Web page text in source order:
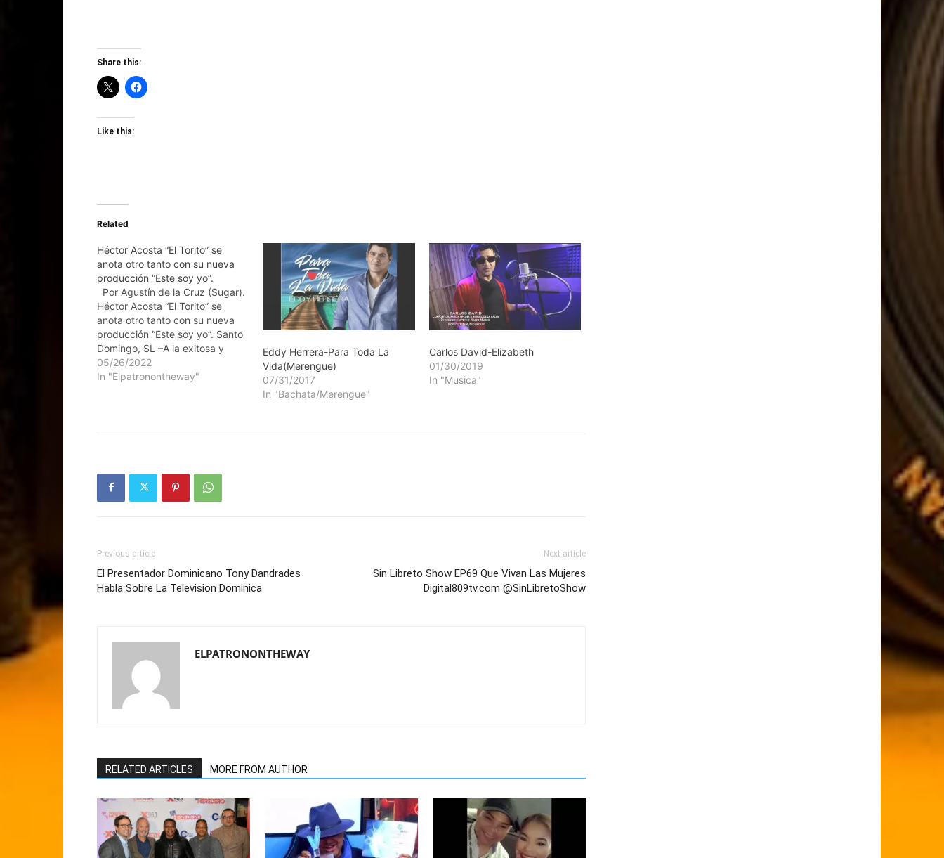
Share this:
Like this:
Related
Héctor Acosta “El Torito” se
anota otro tanto con su nueva
producción “Este soy yo”.
Por Agustín de la Cruz (Sugar).
Héctor Acosta “El Torito” se
anota otro tanto con su nueva
producción “Este soy yo”. Santo
Domingo, SL –A la exitosa y
brillante trayectoria de
#elartistadelpueblo se le anota
05/26/2022
In "Elpatronontheway"
Eddy Herrera-Para Toda La
Vida(Merengue)
07/31/2017
In "Bachata/Merengue"
Carlos David-Elizabeth
01/30/2019
In "Musica"
Previous article
El Presentador Dominicano Tony Dandrades
Habla Sobre La Television Dominica
Next article
Sin Libreto Show EP69 Que Vivan Las Mujeres
Digital809tv.com @SinLibretoShow
ELPATRONONTHEWAY
RELATED ARTICLES MORE FROM AUTHOR